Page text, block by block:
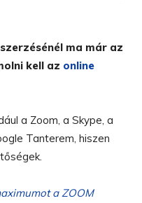
ma már az
kell az online
a Zoom, a Skype, a
Tanterem, hiszen
a ZOOM